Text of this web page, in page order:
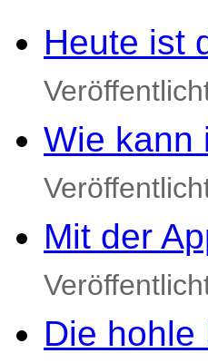
Heute ist
Wie kann
Mit der
Die hohle